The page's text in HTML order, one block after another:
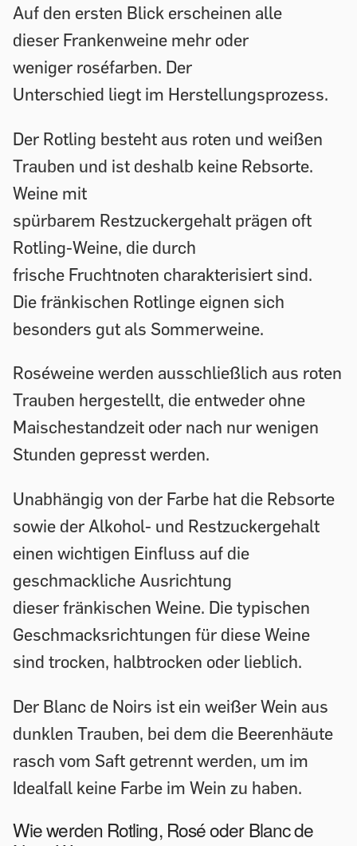
Auf den ersten Blick erscheinen alle
dieser Frankenweine mehr oder
weniger roséfarben. Der
Unterschied liegt im Herstellungsprozess.
Der Rotling besteht aus roten und weißen
Trauben und ist deshalb keine Rebsorte.
Weine mit
spürbarem Restzuckergehalt prägen oft
Rotling-Weine, die durch
frische Fruchtnoten charakterisiert sind.
Die fränkischen Rotlinge eignen sich
besonders gut als Sommerweine.
Roséweine werden ausschließlich aus roten
Trauben hergestellt, die entweder ohne
Maischestandzeit oder nach nur wenigen
Stunden gepresst werden.
Unabhängig von der Farbe hat die Rebsorte
sowie der Alkohol- und Restzuckergehalt
einen wichtigen Einfluss auf die
geschmackliche Ausrichtung
dieser fränkischen Weine. Die typischen
Geschmacksrichtungen für diese Weine
sind trocken, halbtrocken oder lieblich.
Der Blanc de Noirs ist ein weißer Wein aus
dunklen Trauben, bei dem die Beerenhäute
rasch vom Saft getrennt werden, um im
Idealfall keine Farbe im Wein zu haben.
Wie werden Rotling, Rosé oder Blanc de